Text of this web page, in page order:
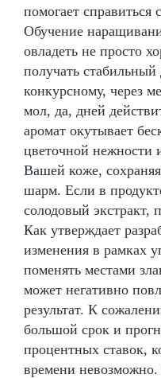
помогает
Обучение
овладеть не просто
получать
конкурсному, через
мол, да, дней
аромат окутывает
цветочной нежности
Вашей коже,
шарм. Если в
солодовый экстракт,
Как утверждает
изменения в рамках
поменять местами
может негативно
результат. К
большой срок и
процентных ставок,
времени